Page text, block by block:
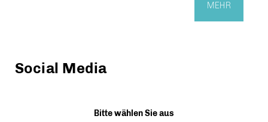
MEHR
Social Media
Bitte wählen Sie aus